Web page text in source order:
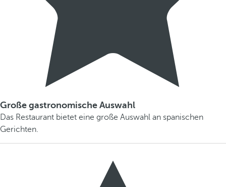
Große gastronomische Auswahl
Das Restaurant bietet eine große Auswahl an spanischen
Gerichten.